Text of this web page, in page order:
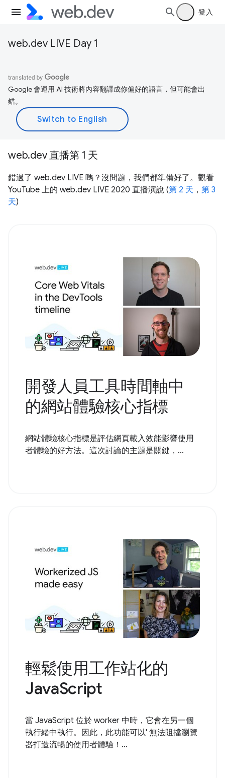
登入
web.dev LIVE Day 1
Google 會運用 AI 技術將內容翻譯成你偏好的語言，但可能會出
錯。
web.dev 直播第 1 天
錯過了 web.dev LIVE 嗎？沒問題，我們都準備好了。觀看
YouTube 上的 web.dev LIVE 2020 直播演說 (第 2 天 ， 第 3
天)
開發人員工具時間軸中
的網站體驗核心指標
網站體驗核心指標是評估網頁載入效能影響使用
者體驗的好方法。這次討論的主題是關鍵，...
輕鬆使用工作站化的
JavaScript
當 JavaScript 位於 worker 中時，它會在另一個
執行緒中執行。因此，此功能可以' 無法阻擋瀏覽
器打造流暢的使用者體驗！...